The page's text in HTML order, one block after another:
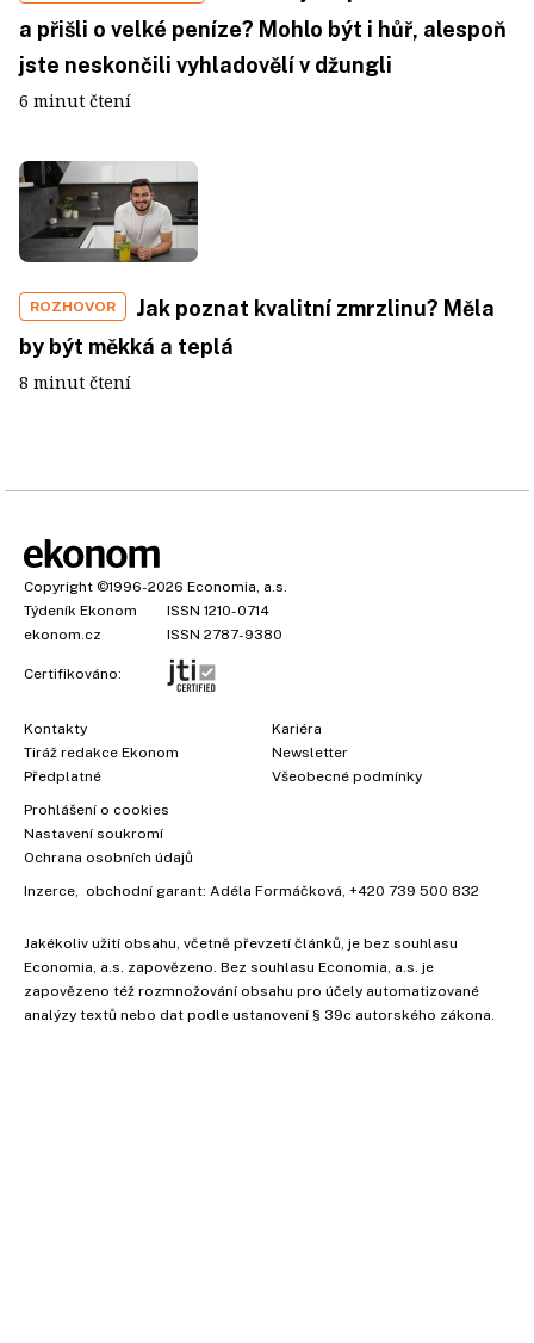
a přišli o velké peníze? Mohlo být i hůř, alespoň
jste neskončili vyhladovělí v džungli
6 minut čtení
ROZHOVOR
Jak poznat kvalitní zmrzlinu? Měla
by být měkká a teplá
8 minut čtení
Copyright ©1996-2026 Economia, a.s.
Týdeník Ekonom
ISSN 1210-0714
ekonom.cz
ISSN 2787-9380
Certifikováno:
Kontakty
Tiráž redakce Ekonom
Předplatné
Kariéra
Newsletter
Všeobecné podmínky
Prohlášení o cookies
Nastavení soukromí
Ochrana osobních údajů
Inzerce , obchodní garant: Adéla Formáčková +420 739 500 832
Jakékoliv užití obsahu, včetně převzetí článků, je bez souhlasu
Economia, a.s. zapovězeno. Bez souhlasu Economia, a.s. je
zapovězeno též rozmnožování obsahu pro účely automatizované
analýzy textů nebo dat podle ustanovení § 39c autorského zákona.